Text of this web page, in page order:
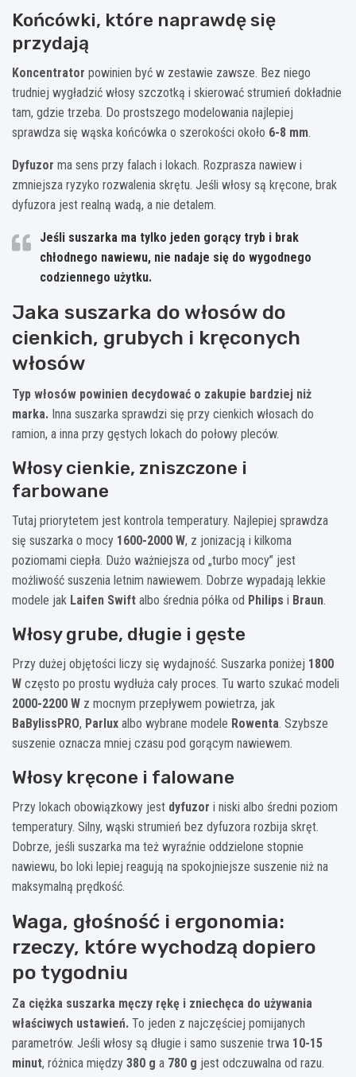
Końcówki, które naprawdę się
przydają
Koncentrator powinien być w zestawie zawsze. Bez niego
trudniej wygładzić włosy szczotką i skierować strumień dokładnie
tam, gdzie trzeba. Do prostszego modelowania najlepiej
sprawdza się wąska końcówka o szerokości około 6-8 mm.
Dyfuzor ma sens przy falach i lokach. Rozprasza nawiew i
zmniejsza ryzyko rozwalenia skrętu. Jeśli włosy są kręcone, brak
dyfuzora jest realną wadą, a nie detalem.
Jeśli suszarka ma tylko jeden gorący tryb i brak
chłodnego nawiewu, nie nadaje się do wygodnego
codziennego użytku.
Jaka suszarka do włosów do
cienkich, grubych i kręconych
włosów
Typ włosów powinien decydować o zakupie bardziej niż
marka. Inna suszarka sprawdzi się przy cienkich włosach do
ramion, a inna przy gęstych lokach do połowy pleców.
Włosy cienkie, zniszczone i
farbowane
Tutaj priorytetem jest kontrola temperatury. Najlepiej sprawdza
się suszarka o mocy 1600-2000 W, z jonizacją i kilkoma
poziomami ciepła. Dużo ważniejsza od „turbo mocy” jest
możliwość suszenia letnim nawiewem. Dobrze wypadają lekkie
modele jak Laifen Swift albo średnia półka od Philips i Braun.
Włosy grube, długie i gęste
Przy dużej objętości liczy się wydajność. Suszarka poniżej 1800
W często po prostu wydłuża cały proces. Tu warto szukać modeli
2000-2200 W z mocnym przepływem powietrza, jak
BaBylissPRO, Parlux albo wybrane modele Rowenta. Szybsze
suszenie oznacza mniej czasu pod gorącym nawiewem.
Włosy kręcone i falowane
Przy lokach obowiązkowy jest dyfuzor i niski albo średni poziom
temperatury. Silny, wąski strumień bez dyfuzora rozbija skręt.
Dobrze, jeśli suszarka ma też wyraźnie oddzielone stopnie
nawiewu, bo loki lepiej reagują na spokojniejsze suszenie niż na
maksymalną prędkość.
Waga, głośność i ergonomia:
rzeczy, które wychodzą dopiero
po tygodniu
Za ciężka suszarka męczy rękę i zniechęca do używania
właściwych ustawień. To jeden z najczęściej pomijanych
parametrów. Jeśli włosy są długie i samo suszenie trwa 10-15
minut, różnica między 380 g a 780 g jest odczuwalna od razu.